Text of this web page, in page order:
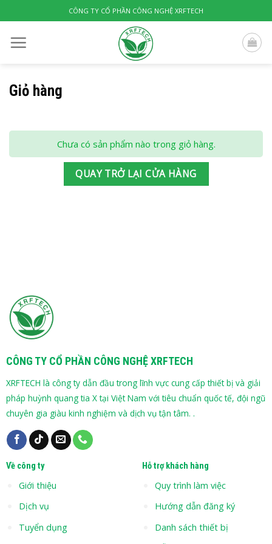
to
content
CÔNG TY CỔ PHẦN CÔNG NGHỆ XRFTECH
Giỏ hàng
Chưa có sản phẩm nào trong giỏ hàng.
QUAY TRỞ LẠI CỬA HÀNG
CÔNG TY CỔ PHẦN CÔNG NGHỆ XRFTECH
XRFTECH là công ty dẫn đầu trong lĩnh vực cung cấp thiết bị và giải
pháp huỳnh quang tia X tại Việt Nam với tiêu chuẩn quốc tế, đội ngũ
chuyên gia giàu kinh nghiệm và dịch vụ tận tâm. .
Về công ty
Giới thiệu
Dịch vụ
Tuyển dụng
Hỗ trợ khách hàng
Quy trình làm việc
Hướng dẫn đăng ký
Danh sách thiết bị